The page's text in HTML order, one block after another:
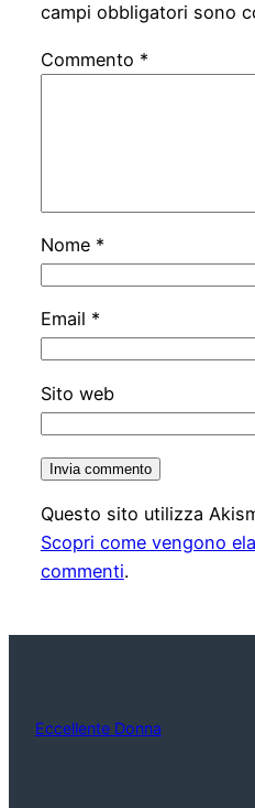
campi obbligatori sono
Commento *
Nome *
Email *
Sito web
Questo sito utilizza
Scopri come vengono
commenti.
Eccellente Donna